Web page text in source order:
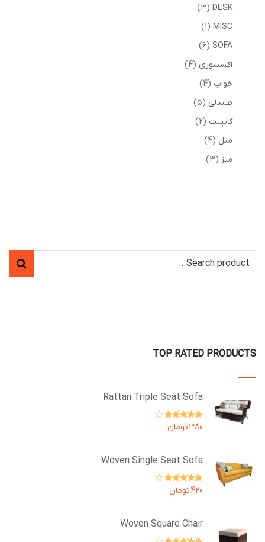
DESK
3
MISC
1
SOFA
6
اکسسوری 4
خواب 4
صندلی
5
کابینت 2
مبل 4
میز
3
TOP RATED PRODUCTS
Rattan Triple Seat Sofa
امتیاز5.00 380تومان
Woven Single Seat Sofa
امتیاز4.67 420تومان
Woven Square Chair